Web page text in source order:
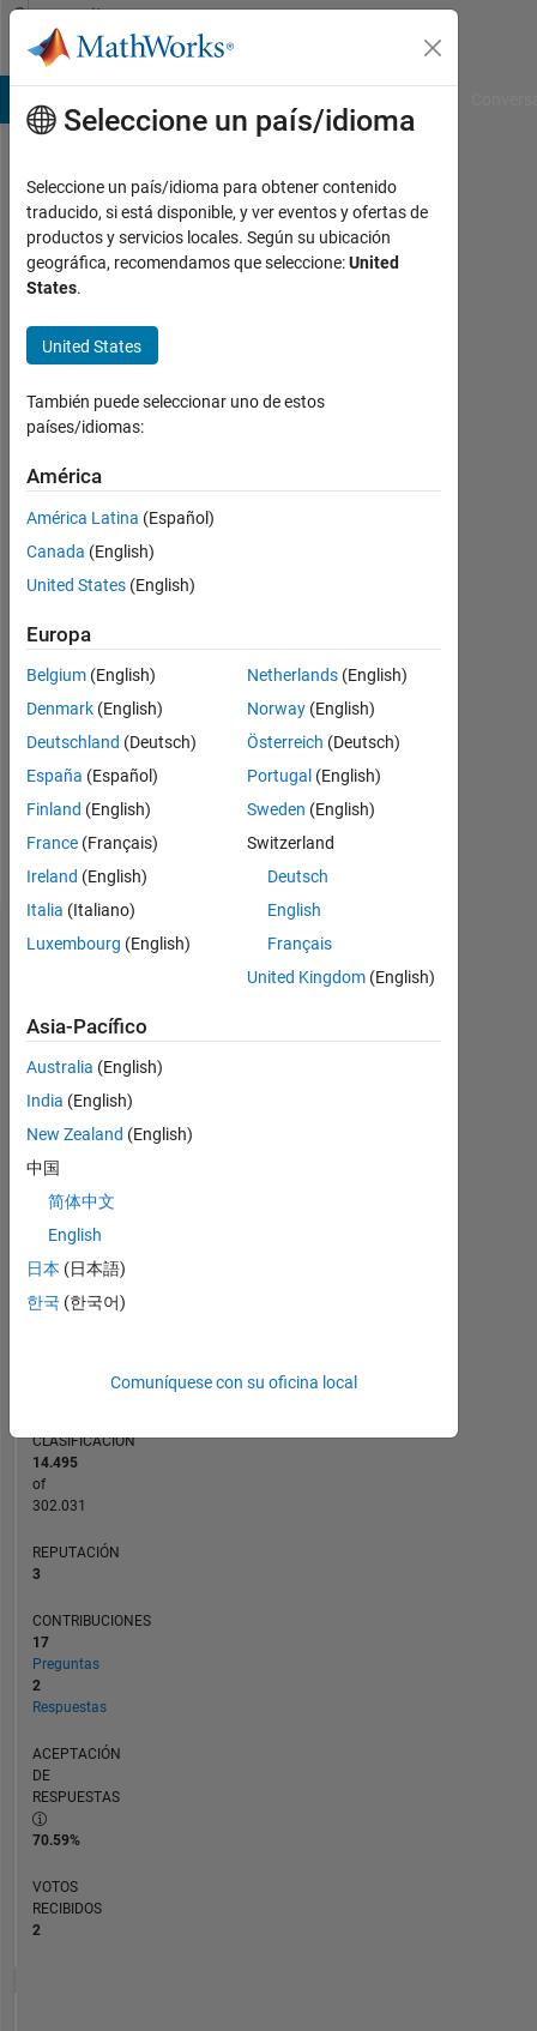
Saltar al contenido
Community
Profile
Daniel
TU
München
Last
seen:
5
años
|
actividad
desde
2013
0
Following:
Mensaje
Panel de control
MATLAB Answers
CONTRIBUCIONES L
-2
-1
0
1
3
5
6
7
CLASIFICACIÓN
14.495
of
302.031
REPUTACIÓN
3
CONTRIBUCIONES
17
Preguntas
2
Respuestas
ACEPTACIÓN
DE
RESPUESTAS
70.59%
VOTOS
RECIBIDOS
2
Seleccione un país/idioma
Seleccione un país/idioma para obtener contenido
traducido, si está disponible, y ver eventos y ofertas de
productos y servicios locales. Según su ubicación
geográfica, recomendamos que seleccione:United
States.
United States
También puede seleccionar uno de estos
países/idiomas:
América
América Latina (Español)
Canada (English)
United States (English)
Europa
Belgium (English)
Denmark (English)
Deutschland (Deutsch)
España (Español)
Finland (English)
France (Français)
Ireland (English)
Italia (Italiano)
Luxembourg (English)
Netherlands(English)
Norway(English)
Österreich (Deutsch)
Portugal (English)
Sweden (English)
Switzerland
Deutsch
English
Français
United Kingdom(English)
Asia-Pacífico
Australia (English)
India (English)
New Zealand (English)
中国
简体中文
English
日本 (日本語)
한국 (한국어)
Comuníquese con su oficina local